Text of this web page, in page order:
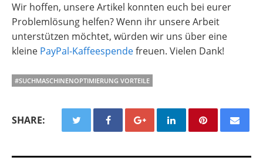
Wir hoffen, unsere Artikel konnten euch bei eurer
Problemlösung helfen? Wenn ihr unsere Arbeit
unterstützen möchtet, würden wir uns über eine
kleine PayPal-Kaffeespendefreuen. Vielen Dank!
#SUCHMASCHINENOPTIMIERUNG VORTEILE
SHARE: